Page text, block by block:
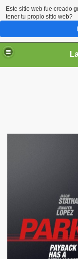
Este sitio web fue creado
tener tu propio sitio web?